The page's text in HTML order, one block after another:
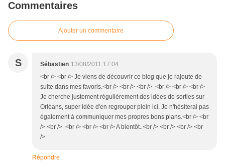
Commentaires
Ajouter un commentaire
S Sébastien 13/08/2011 17:04
<br /> <br /> Je viens de découvrir ce blog que je rajoute de
suite dans mes favoris.<br /> <br /> <br /> <br /> <br /> <br />
Je cherche justement régulièrement des idées de sorties sur
Orléans, super idée d'en regrouper plein ici. Je n'hésiterai pas
également à communiquer mes propres bons plans.<br /> <br
/> <br /> <br /> <br /> <br /> A bientôt..<br /> <br /> <br /> <br
/>
Répondre